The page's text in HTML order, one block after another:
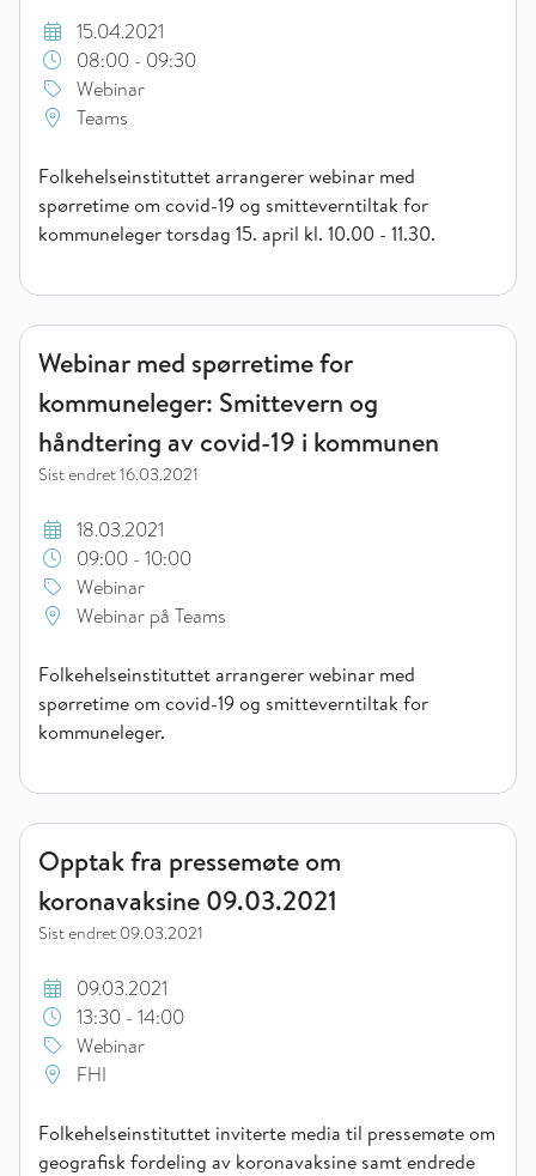
15.04.2021
08:00 - 09:30
Webinar
Teams
Folkehelseinstituttet arrangerer webinar med
spørretime om covid-19 og smitteverntiltak for
kommuneleger torsdag 15. april kl. 10.00 - 11.30.
Webinar med spørretime for kommuneleger: Smittevern og
Webinar med spørretime for
kommuneleger: Smittevern og
håndtering av covid-19 i kommunen
Sist endret16.03.2021
18.03.2021
09:00 - 10:00
Webinar
Webinar på Teams
Folkehelseinstituttet arrangerer webinar med
spørretime om covid-19 og smitteverntiltak for
kommuneleger.
Opptak fra pressemøte om koronavaksine 09.03.2021
Opptak fra pressemøte om
koronavaksine 09.03.2021
Sist endret 09.03.2021
09.03.2021
13:30 - 14:00
Webinar
FHI
Folkehelseinstituttet inviterte media til pressemøte om
geografisk fordeling av koronavaksine samt endrede